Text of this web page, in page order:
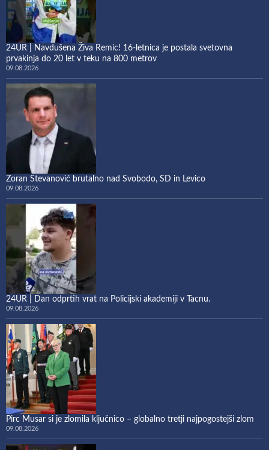
24UR | Navdušena Živa Remic! 16-letnica je postala svetovna
prvakinja do 20 let v teku na 800 metrov
09.08.2026
Zoran Stevanović brutalno nad Svobodo, SD in Levico
09.08.2026
24UR | Dan odprtih vrat na Policijski akademiji v Tacnu.
09.08.2026
Pirc Musar si je zlomila ključnico – globalno tretji najpogostejši zlom
09.08.2026